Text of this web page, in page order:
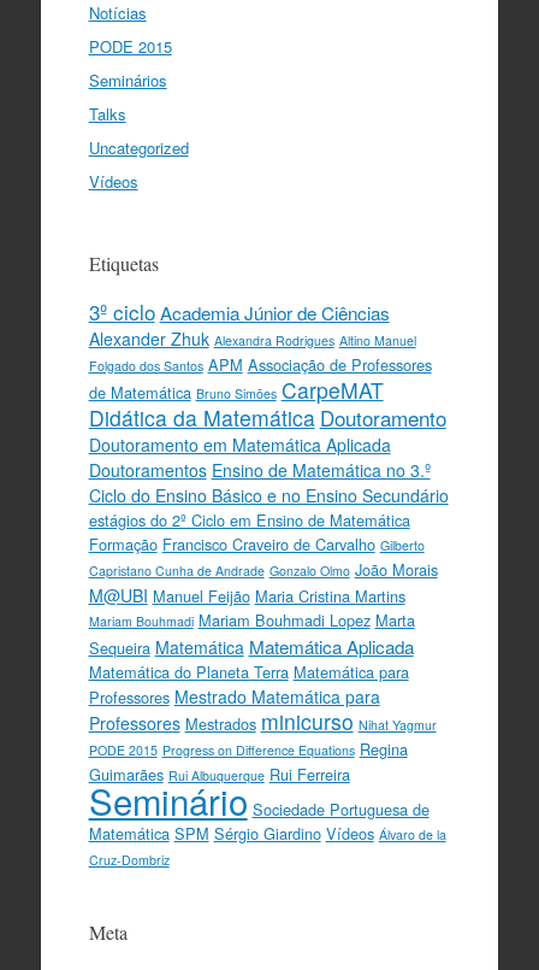
Notícias
PODE 2015
Seminários
Talks
Uncategorized
Vídeos
Etiquetas
3º ciclo Academia Júnior de Ciências
Alexander Zhuk Alexandra Rodrigues Altino Manuel
Folgado dos Santos APM Associação de Professores
de Matemática Bruno Simões CarpeMAT
Didática da Matemática Doutoramento
Doutoramento em Matemática Aplicada
Doutoramentos Ensino de Matemática no 3.º
Ciclo do Ensino Básico e no Ensino Secundário
estágios do 2º Ciclo em Ensino de Matemática
Formação Francisco Craveiro de Carvalho Gilberto
Capristano Cunha de Andrade Gonzalo Olmo João Morais
M@UBI Manuel Feijão Maria Cristina Martins
Mariam Bouhmadi Mariam Bouhmadi Lopez Marta
Sequeira Matemática Matemática Aplicada
Matemática do Planeta Terra Matemática para
Professores Mestrado Matemática para
Professores Mestrados minicurso Nihat Yagmur
PODE 2015 Progress on Difference Equations Regina
Guimarães Rui Albuquerque Rui Ferreira
Seminário Sociedade Portuguesa de
Matemática SPM Sérgio Giardino Vídeos Álvaro de la
Cruz-Dombriz
Meta